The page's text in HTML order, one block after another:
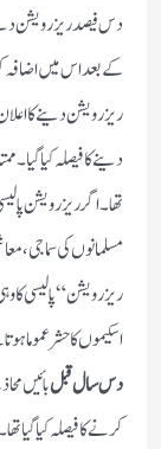
کے بعد اس میں اضافہ
ریزرویشن دینے کا
دینے کا فیصلہ کیا
تھا۔ اگر ریزرویشن
مسلمانوں کی سماجی،
ریزرویشن“ پالیسی کا
اسکیموں کا حشرعموما
دس سال قبلبائیں